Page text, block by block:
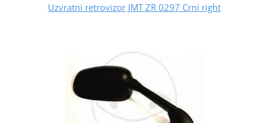
Uzvratni retrovizor JMT ZR 0297 Crni right